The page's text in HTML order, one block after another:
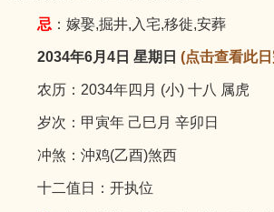
忌 ：嫁娶,掘井,入宅,移徙,安葬
2034年6月4日 星期日 (点击查看此
农历：2034年四月 (小) 十八 属虎
岁次：甲寅年 己巳月 辛卯日
冲煞：沖鸡(乙酉)煞西
十二值日：开执位